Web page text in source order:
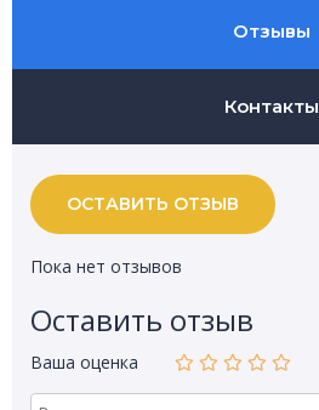
Отзывы
Контакты
ОСТАВИТЬ ОТЗЫВ
Пока нет отзывов
Оставить отзыв
Ваша оценка